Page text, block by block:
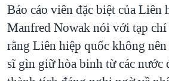
ĐỜI SỐNG
KINH TẾ
KHOA HỌC
SỨC KHOẺ
GIẢI MÃ VÀNH ĐAI & CON ĐƯỜNG
NGÀY TỊ NẠN THẾ GIỚI
NGHE
MẠNG XÃ HỘI
Báo cáo viên đặc biệt của Liên
Manfred Nowak nói với tạp
rằng Liên hiệp quốc không
sĩ gìn giữ hòa binh từ các nước